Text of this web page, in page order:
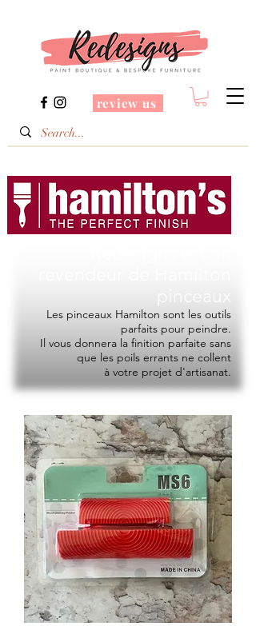
review us
Les pinceaux Hamilton sont les outils
parfaits pour peindre.
Il vous donnera la finition parfaite sans
que les poils errants ne collent
à votre projet d'artisanat.